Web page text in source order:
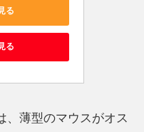
る
る
、薄型のマウスがオス